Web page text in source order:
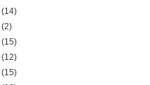
(14)
(2)
(15)
(12)
(15)